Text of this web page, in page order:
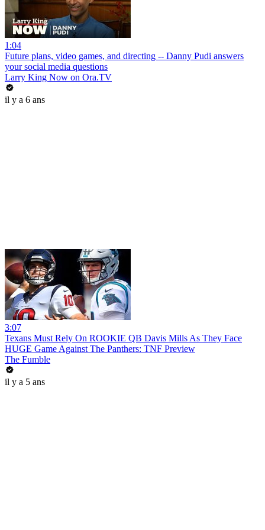
1:04
Future plans, video games, and directing -- Danny Pudi answers
your social media questions
Larry King Now on Ora.TV
il y a 6 ans
3:07
Texans Must Rely On ROOKIE QB Davis Mills As They Face
HUGE Game Against The Panthers: TNF Preview
The Fumble
il y a 5 ans